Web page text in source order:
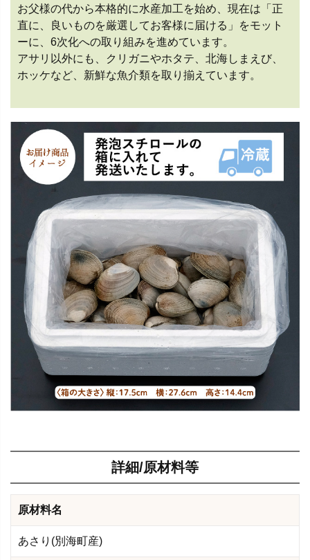
お父様の代から本格的に水産加工を始め、現在は「正
直に、良いものを厳選してお客様に届ける」をモット
ーに、6次化への取り組みを進めています。
アサリ以外にも、クリガニやホタテ、北海しまえび、
ホッケなど、新鮮な魚介類を取り揃えています。
詳細/原材料等
原材料名
あさり(別海町産)